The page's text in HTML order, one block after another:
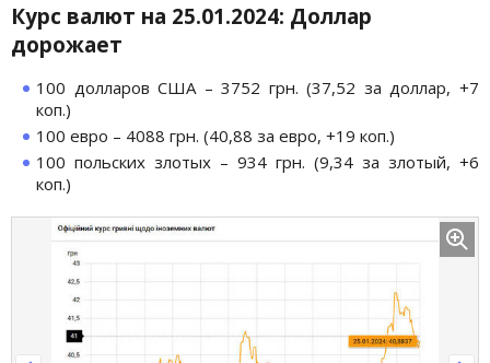
Курс валют на 25.01.2024: Доллар
дорожает
100 долларов США – 3752 грн. (37,52 за доллар, +7
коп.)
100 евро – 4088 грн. (40,88 за евро, +19 коп.)
100 польских злотых – 934 грн. (9,34 за злотый, +6
коп.)